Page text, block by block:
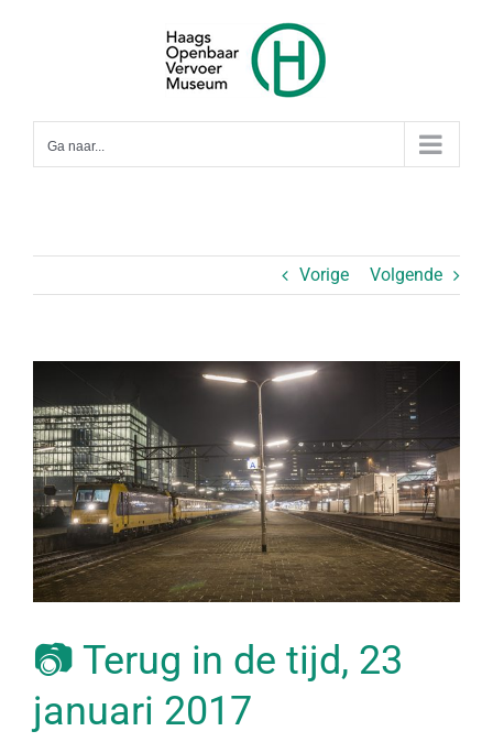
Ga naar...
Vorige Volgende
grotere
afbeelding
📷 Terug in de tijd, 23
januari 2017